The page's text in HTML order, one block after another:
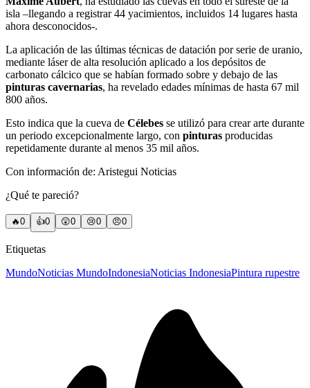
isla –llegando a registrar 44 yacimientos, incluidos 14 lugares hasta
ahora desconocidos-.
La aplicación de las últimas técnicas de datación por serie de uranio,
mediante láser de alta resolución aplicado a los depósitos de
carbonato cálcico que se habían formado sobre y debajo de las
pinturas cavernarias, ha revelado edades mínimas de hasta 67 mil
800 años.
Esto indica que la cueva de Célebes se utilizó para crear arte durante
un periodo excepcionalmente largo, con pinturas producidas
repetidamente durante al menos 35 mil años.
Con información de: Aristegui Noticias
¿Qué te pareció?
🔥0 👍0 😲0 😢0 😠0
Etiquetas
MundoNoticias MundoIndonesiaNoticias IndonesiaPintura rupestre